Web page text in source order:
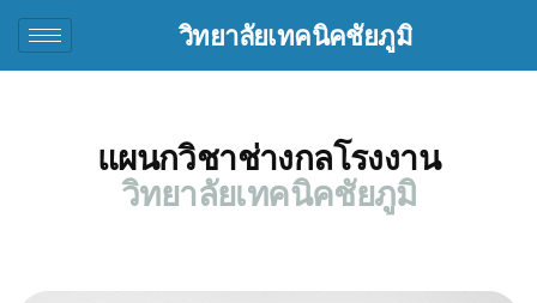
วิทยาลัยเทคนิคชัยภูมิ
แผนกวิชาช่างกลโรงงาน
วิทยาลัยเทคนิคชัยภูมิ